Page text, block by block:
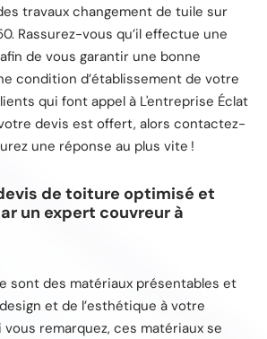
travaux changement de tuile sur
Rassurez-vous qu’il effectue une
de vous garantir une bonne
condition d’établissement de votre
qui font appel à L'entreprise Éclat
devis est offert, alors contactez-
une réponse au plus vite !
de toiture optimisé et
un expert couvreur à
sont des matériaux présentables et
et de l’esthétique à votre
vous remarquez, ces matériaux se